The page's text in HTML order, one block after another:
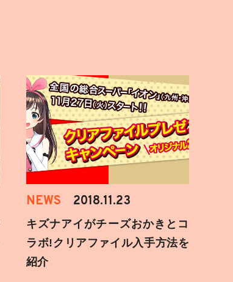
NEWS 2018.11.23
キズナアイがチーズおかきとコ
ラボ!クリアファイル入手方法を
紹介